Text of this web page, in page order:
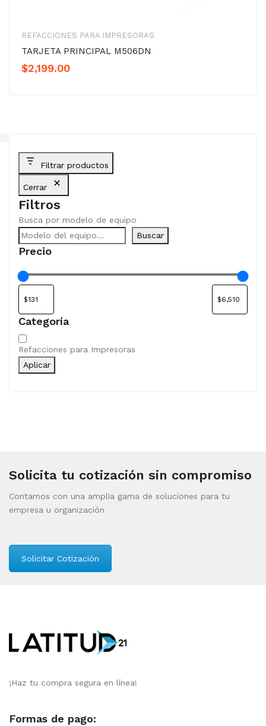
REFACCIONES PARA IMPRESORAS
TARJETA PRINCIPAL M506DN
$2,199.00
Filtrar productos
Cerrar
Filtros
Busca por modelo de equipo
Buscar
Precio
Categoría
Categoría
Refacciones para Impresoras
Aplicar
Solicita tu cotización sin compromiso
Contamos con una amplia gama de soluciones para tu
empresa u organización
Solicitar Cotización
¡Haz tu compra segura en línea!
Formas de pago: